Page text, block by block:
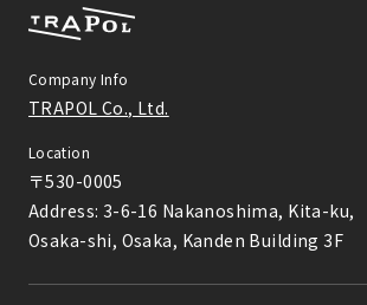
Company Info
TRAPOL Co., Ltd.
Location
〒530-0005
Address: 3-6-16 Nakanoshima, Kita-ku,
Osaka-shi, Osaka, Kanden Building 3F